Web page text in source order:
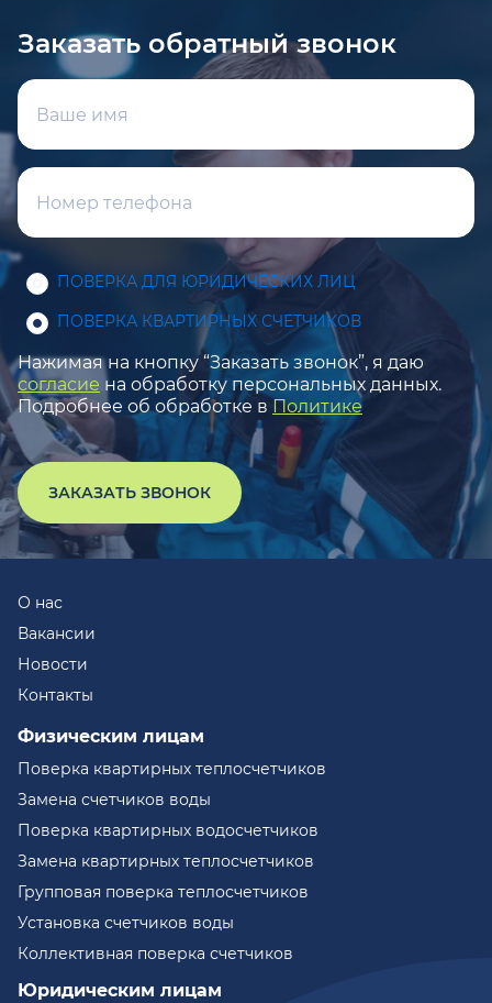
Заказать обратный звонок
ПОВЕРКА ДЛЯ ЮРИДИЧЕСКИХ ЛИЦ
ПОВЕРКА КВАРТИРНЫХ СЧЕТЧИКОВ
Нажимая на кнопку “Заказать звонок”, я даю
согласие на обработку персональных данных.
Подробнее об обработке в Политике
ЗАКАЗАТЬ ЗВОНОК
О нас
Вакансии
Новости
Контакты
Физическим лицам
Поверка квартирных теплосчетчиков
Замена счетчиков воды
Поверка квартирных водосчетчиков
Замена квартирных теплосчетчиков
Групповая поверка теплосчетчиков
Установка счетчиков воды
Коллективная поверка счетчиков
Юридическим лицам